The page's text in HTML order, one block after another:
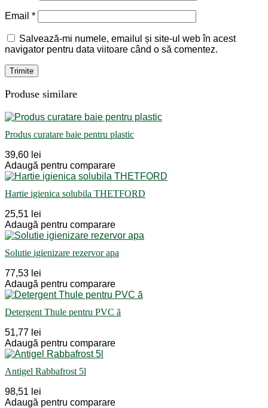
Email *
Salvează-mi numele, emailul și site-ul web în acest
navigator pentru data viitoare când o să comentez.
Produse similare
Produs curatare baie pentru plastic
39,60 lei
Adaugă pentru comparare
Hartie igienica solubila THETFORD
25,51 lei
Adaugă pentru comparare
Solutie igienizare rezervor apa
77,53 lei
Adaugă pentru comparare
Detergent Thule pentru PVC ă
51,77 lei
Adaugă pentru comparare
Antigel Rabbafrost 5l
98,51 lei
Adaugă pentru comparare